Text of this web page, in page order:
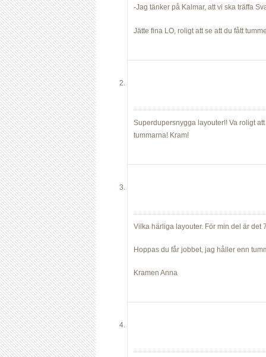
-Jag tänker på Kalmar, att vi ska träffa
Jätte fina LO, roligt att se att du fått
Superdupersnygga layouter!! Va roligt
tummarna! Kram!
Vilka härliga layouter. För min del är det
Hoppas du får jobbet, jag håller enn
Kramen Anna